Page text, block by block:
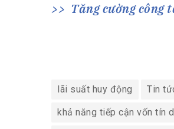
Tăng cường công
lãi suất huy động Tin
khả năng tiếp cận vốn tín